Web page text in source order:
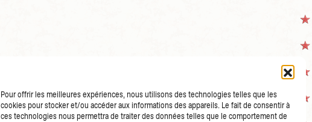
Pour offrir les meilleures expériences, nous utilisons des technologies telles que les
cookies pour stocker et/ou accéder aux informations des appareils. Le fait de consentir à
ces technologies nous permettra de traiter des données telles que le comportement de